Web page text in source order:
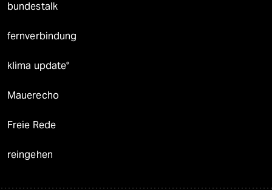
bundestalk
fernverbindung
klima update°
Mauerecho
Freie Rede
reingehen